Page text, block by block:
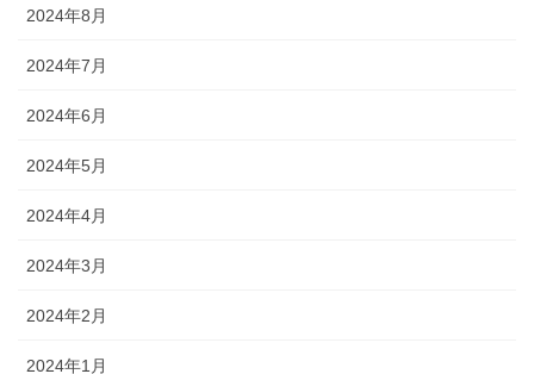
2024年8月
2024年7月
2024年6月
2024年5月
2024年4月
2024年3月
2024年2月
2024年1月